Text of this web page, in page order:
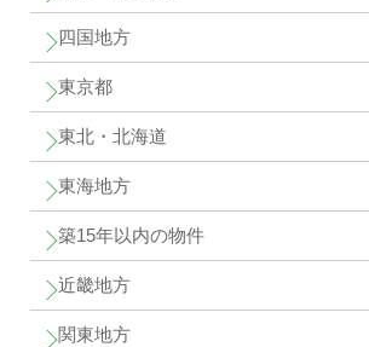
四国地方
東京都
東北・北海道
東海地方
築15年以内の物件
近畿地方
関東地方